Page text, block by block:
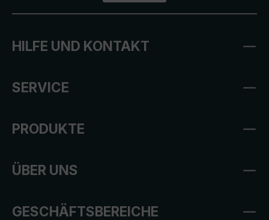
HILFE UND KONTAKT
SERVICE
PRODUKTE
ÜBER UNS
GESCHÄFTSBEREICHE